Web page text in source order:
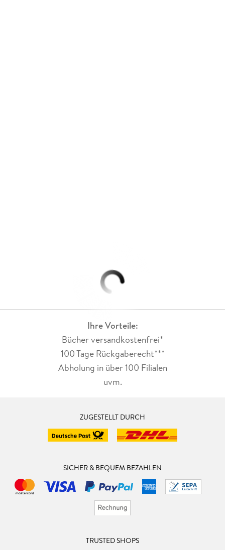
Ihre Vorteile:
Bücher versandkostenfrei*
100 Tage Rückgaberecht***
Abholung in über 100 Filialen
uvm.
ZUGESTELLT DURCH
SICHER & BEQUEM BEZAHLEN
TRUSTED SHOPS